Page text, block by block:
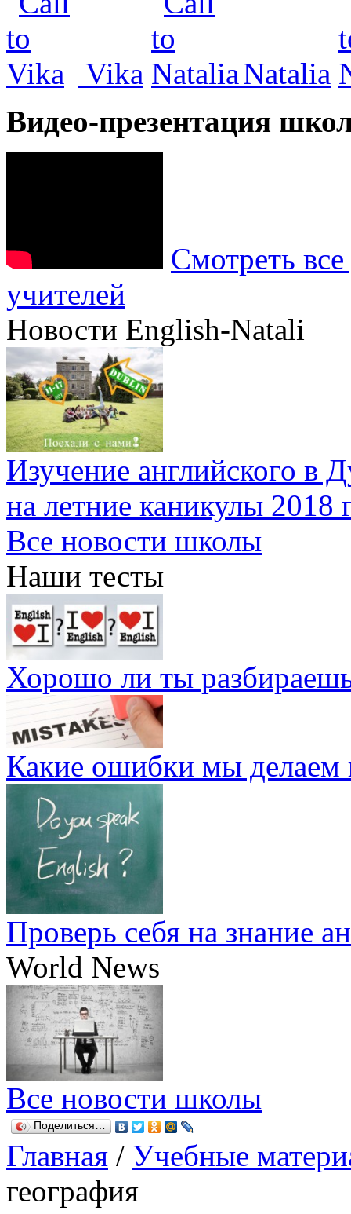
Vika
Natalia
Видео-презентация
Смотреть
учителей
Новости English-Natali
Изучение английского в
на летние каникулы 2018
Все новости школы
Наши тесты
Хорошо ли ты
Какие ошибки мы делаем
Проверь себя на знание
World News
Все новости школы
Поделиться…
Главная / Учебные
география